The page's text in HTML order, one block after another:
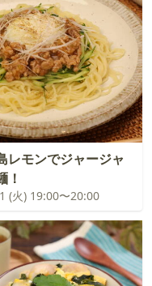
レモンでジャージャ
！
(火) 19:00〜20:00